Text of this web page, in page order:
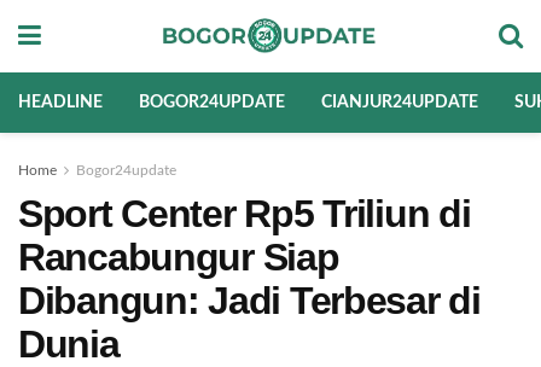
HEADLINE BOGOR24UPDATE CIANJUR24UPDATE
Home Bogor24update
Sport Center Rp5 Triliun di
Rancabungur Siap
Dibangun: Jadi Terbesar di
Dunia